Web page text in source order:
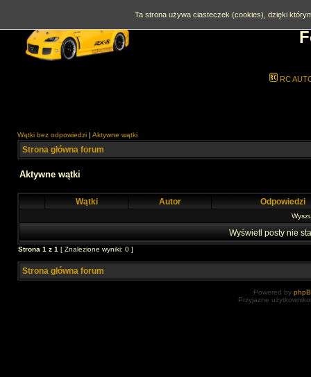
RC
Wątki bez odpowiedzi | Aktywne wątki
Strona główna forum
Aktywne wątki
Wątki Autor Odpowiedzi
Wyświetl posty nie
Strona 1 z 1 [ Znalezione wyniki: 0 ]
Strona główna forum
Powered by
Przyjazne
Ta strona używa ciasteczek (cookies), dzięki